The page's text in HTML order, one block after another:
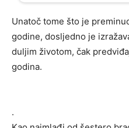
Unatoč tome što je
godine, dosljedno je
duljim životom, čak
godina.
.